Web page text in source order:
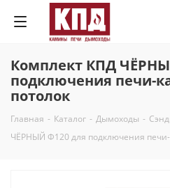
Комплект КПД
подключения печи-
потолок
Главная - Каталог - Дымоходы -
ЧЁРНЫЙ Ф120 для подключения